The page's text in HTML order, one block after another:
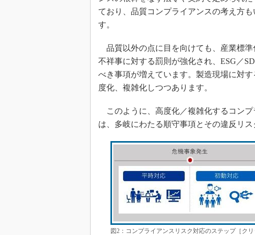
ており、品質コンプライアンスの考え方
す。
品質以外の点に目を向けても、産業標
不祥事に対する罰則が強化され、ESG／
べき事項が増えています。製造現場に対
度化、複雑化しつつあります。
このように、高度化／複雑化するコン
は、多岐にわたる順守事項とその違反リ
図2：コンプライアンスリスク対応のステップ［ク